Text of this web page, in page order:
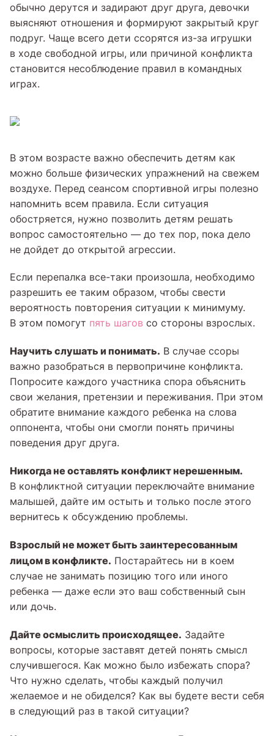
обычно дерутся и задирают друг друга, девочки
выясняют отношения и формируют закрытый круг
подруг. Чаще всего дети ссорятся из-за игрушки
в ходе свободной игры, или причиной конфликта
становится несоблюдение правил в командных
играх.
В этом возрасте важно обеспечить детям как
можно больше физических упражнений на свежем
воздухе. Перед сеансом спортивной игры полезно
напомнить всем правила. Если ситуация
обостряется, нужно позволить детям решать
вопрос самостоятельно — до тех пор, пока дело
не дойдет до открытой агрессии.
Если перепалка все-таки произошла, необходимо
разрешить ее таким образом, чтобы свести
вероятность повторения ситуации к минимуму.
В этом помогут пять шагов со стороны взрослых.
Научить слушать и понимать. В случае ссоры
важно разобраться в первопричине конфликта.
Попросите каждого участника спора объяснить
свои желания, претензии и переживания. При этом
обратите внимание каждого ребенка на слова
оппонента, чтобы они смогли понять причины
поведения друг друга.
Никогда не оставлять конфликт нерешенным.
В конфликтной ситуации переключайте внимание
малышей, дайте им остыть и только после этого
вернитесь к обсуждению проблемы.
Взрослый не может быть заинтересованным
лицом в конфликте. Постарайтесь ни в коем
случае не занимать позицию того или иного
ребенка — даже если это ваш собственный сын
или дочь.
Дайте осмыслить происходящее. Задайте
вопросы, которые заставят детей понять смысл
случившегося. Как можно было избежать спора?
Что нужно сделать, чтобы каждый получил
желаемое и не обиделся? Как вы будете вести себя
в следующий раз в такой ситуации?